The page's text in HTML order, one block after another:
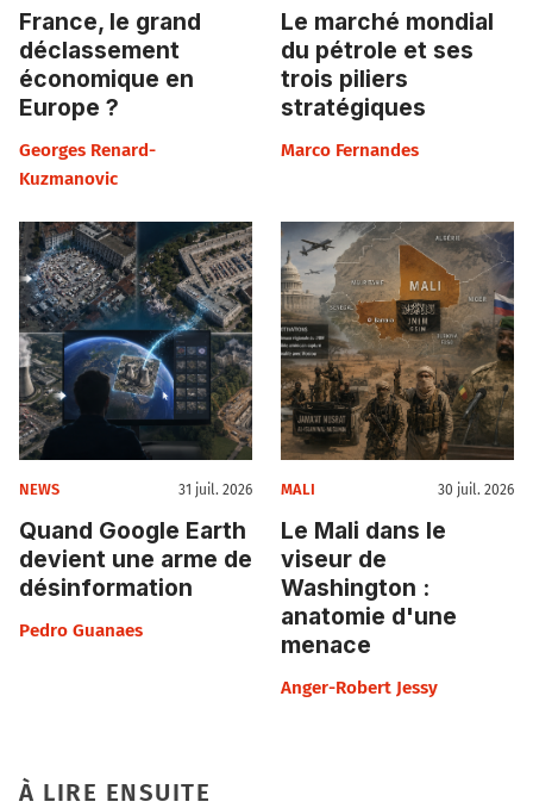
France, le grand
déclassement
économique en
Europe ?
Georges Renard-
Kuzmanovic
Le marché mondial
du pétrole et ses
trois piliers
stratégiques
Marco Fernandes
NEWS 31 juil. 2026
Quand Google Earth
devient une arme de
désinformation
Pedro Guanaes
MALI 30 juil. 2026
Le Mali dans le
viseur de
Washington :
anatomie d'une
menace
Anger-Robert Jessy
À LIRE ENSUITE